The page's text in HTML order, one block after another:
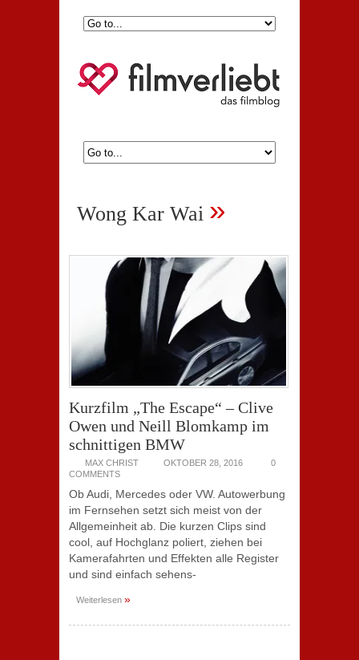
Wong Kar Wai »
Kurzfilm „The Escape“ – Clive
Owen und Neill Blomkamp im
schnittigen BMW
MAX CHRIST OKTOBER 28, 2016
0
COMMENTS
Ob Audi, Mercedes oder VW. Autowerbung
im Fernsehen setzt sich meist von der
Allgemeinheit ab. Die kurzen Clips sind
cool, auf Hochglanz poliert, ziehen bei
Kamerafahrten und Effekten alle Register
und sind einfach sehens-
Weiterlesen »